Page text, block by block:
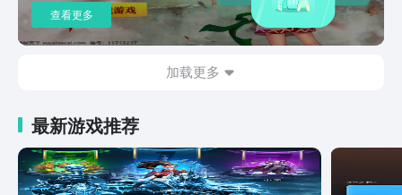
面这一些内容就是本期小编给大家专门带来的，暴吵萌厨
手游下载最新途径爆料的全部了，于游戏之中，玩家可以
进行菜肴图鉴的解锁，从而使得自己获取更多的厨艺技
巧，希望看完这次内容的小伙伴们，能够进到游戏内实际
查看更多
加载更多
最新游戏推荐